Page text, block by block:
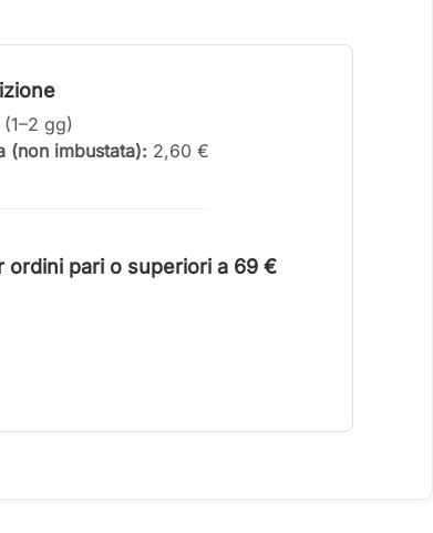
gg)
(non imbustata): 2,60 €
ordini pari o superiori a 69 €